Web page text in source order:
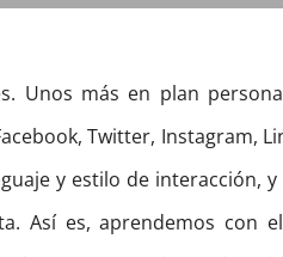
Unos más en plan
Twitter, Instagram,
y estilo de interacción,
Así es, aprendemos con